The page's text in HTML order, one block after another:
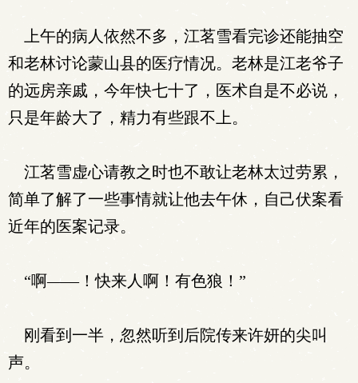
上午的病人依然不多，江茗雪看完诊还能抽空
和老林讨论蒙山县的医疗情况。老林是江老爷子
的远房亲戚，今年快七十了，医术自是不必说，
只是年龄大了，精力有些跟不上。
江茗雪虚心请教之时也不敢让老林太过劳累，
简单了解了一些事情就让他去午休，自己伏案看
近年的医案记录。
“啊——！快来人啊！有色狼！”
刚看到一半，忽然听到后院传来许妍的尖叫
声。